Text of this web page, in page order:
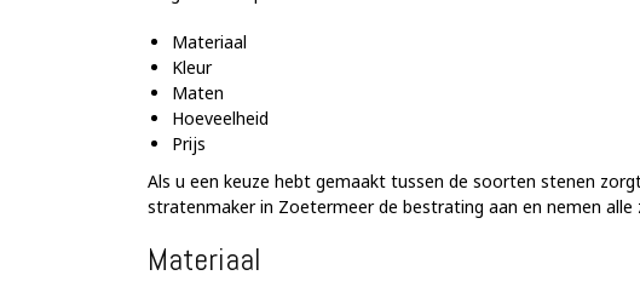
Materiaal
Kleur
Maten
Hoeveelheid
Prijs
Als u een keuze hebt gemaakt tussen de soorten stenen
stratenmaker in Zoetermeer de bestrating aan en nemen alle
Materiaal